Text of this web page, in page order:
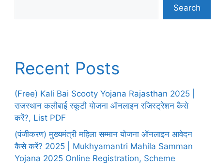
Search
Recent Posts
(Free) Kali Bai Scooty Yojana Rajasthan 2025 |
राजस्थान कलीबाई स्कूटी योजना ऑनलाइन रजिस्ट्रेशन कैसे
करें?, List PDF
(पंजीकरण) मुख्यमंत्री महिला सम्मान योजना ऑनलाइन आवेदन
कैसे करें? 2025 | Mukhyamantri Mahila Samman
Yojana 2025 Online Registration, Scheme